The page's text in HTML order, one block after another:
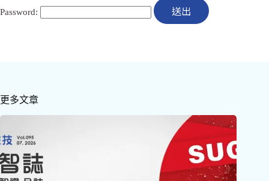
Password:
更多文章